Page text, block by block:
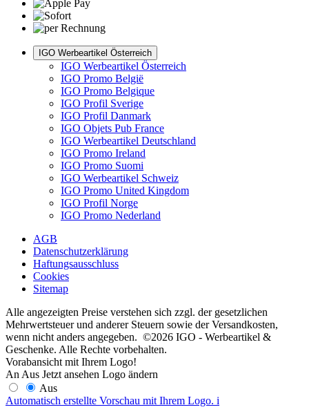
IGO Werbeartikel Österreich
IGO Werbeartikel Österreich
IGO Promo België
IGO Promo Belgique
IGO Profil Sverige
IGO Profil Danmark
IGO Objets Pub France
IGO Werbeartikel Deutschland
IGO Promo Ireland
IGO Promo Suomi
IGO Werbeartikel Schweiz
IGO Promo United Kingdom
IGO Profil Norge
IGO Promo Nederland
AGB
Datenschutzerklärung
Haftungsausschluss
Cookies
Sitemap
Alle angezeigten Preise verstehen sich zzgl. der gesetzlichen
Mehrwertsteuer und anderer Steuern sowie der Versandkosten,
wenn nicht anders angegeben. ©2026 IGO - Werbeartikel &
Geschenke. Alle Rechte vorbehalten.
Vorabansicht mit Ihrem Logo!
An Aus Jetzt ansehen Logo ändern
Aus
Automatisch erstellte Vorschau mit Ihrem Logo. i